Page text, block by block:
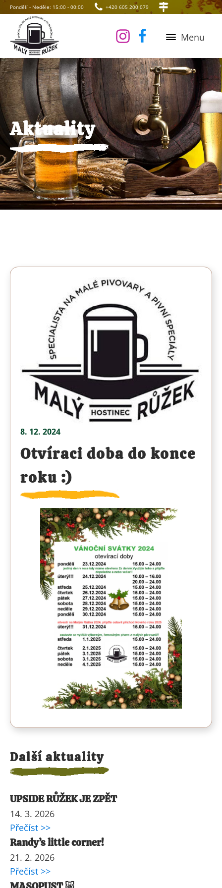
Pondělí - Neděle: 15:00 - 00:00 +420 605 200 079
Menu
Aktuality
8. 12. 2024
Otvíraci doba do konce
roku :)
Další aktuality
UPSIDE RŮŽEK JE ZPĚT
14. 3. 2026
Přečíst >>
Randy’s little corner!
21. 2. 2026
Přečíst >>